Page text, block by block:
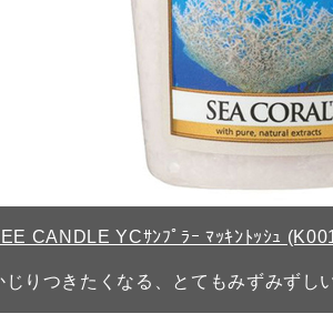
CANDLE YCｻﾝﾌﾟﾗｰ ﾏｯｷﾝﾄｯｼｭ
じりつきたくなる、とてもみずみずし